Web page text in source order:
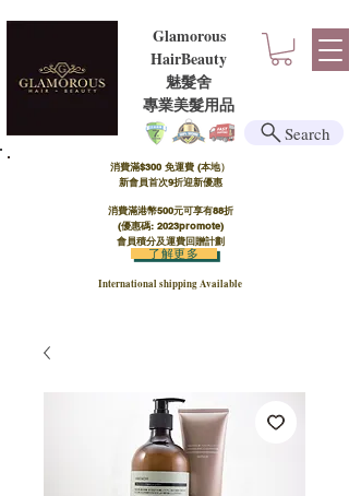
Glamorous
HairBeauty
魅髮舍
​​專業美髮用品
消費滿$300 免運費 (本地）​
新會員首次9折迎新優惠
消費滿港幣500元可享有88折
(優惠碼: 2023promote)
會員積分及運費回贈計劃
International shipping Available
了解更多
Search